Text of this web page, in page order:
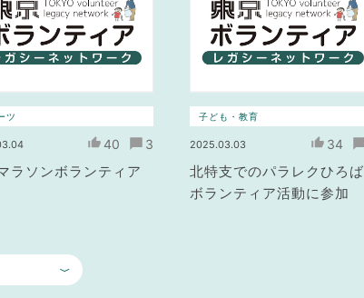
ツ
40 3
ラソンボランティア
子ども・教育
2025.03.03 34
北特支でのパラレクひろば
ボランティア活動に参加